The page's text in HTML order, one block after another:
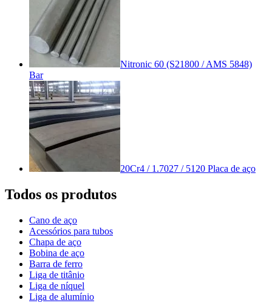
Nitronic 60 (S21800 / AMS 5848)
Bar
20Cr4 / 1.7027 / 5120 Placa de aço
Todos os produtos
Cano de aço
Acessórios para tubos
Chapa de aço
Bobina de aço
Barra de ferro
Liga de titânio
Liga de níquel
Liga de alumínio